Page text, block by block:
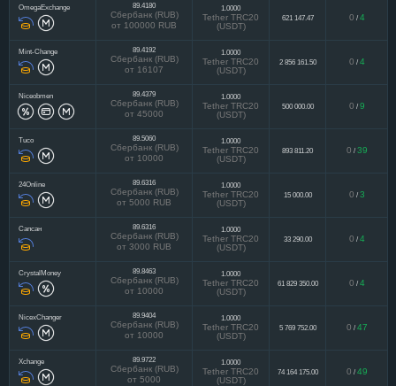
OmegaExchange 89.4180
Сбербанк (RUB)
от 100000 RUB
1.0000
Tether TRC20
(USDT)
621 147.47 0 / 4
Mint-Change 89.4192
Сбербанк (RUB)
от 16107
1.0000
Tether TRC20
(USDT)
2 856 161.50 0 / 4
Niceobmen 89.4379
Сбербанк (RUB)
от 45000
1.0000
Tether TRC20
(USDT)
500 000.00 0 / 9
Tuco 89.5060
Сбербанк (RUB)
от 10000
1.0000
Tether TRC20
(USDT)
893 811.20 0 / 39
24Online 89.6316
Сбербанк (RUB)
от 5000 RUB
1.0000
Tether TRC20
(USDT)
15 000.00 0 / 3
Сапсан 89.6316
Сбербанк (RUB)
от 3000 RUB
1.0000
Tether TRC20
(USDT)
33 290.00 0 / 4
CrystalMoney 89.8463
Сбербанк (RUB)
от 10000
1.0000
Tether TRC20
(USDT)
61 829 350.00 0 / 4
NicexChanger 89.9404
Сбербанк (RUB)
от 10000
1.0000
Tether TRC20
(USDT)
5 769 752.00 0 / 47
Xchange 89.9722
Сбербанк (RUB)
от 5000
1.0000
Tether TRC20
(USDT)
74 164 175.00 0 / 49